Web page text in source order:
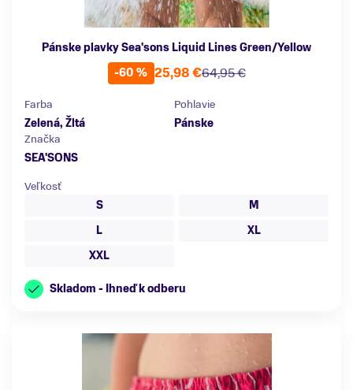
Pánske plavky Sea'sons Liquid Lines Green/Yellow
-60 %
64,95 €
25,98 €
Farba
Zelená, Žltá
Pohlavie
Pánske
Značka
SEA'SONS
Veľkosť
S
M
L
XL
XXL
Skladom - Ihneď k odberu